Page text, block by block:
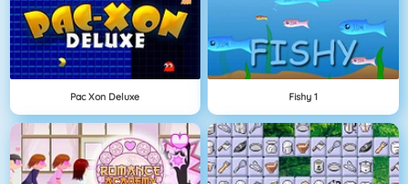
Pac Xon Deluxe Fishy 1